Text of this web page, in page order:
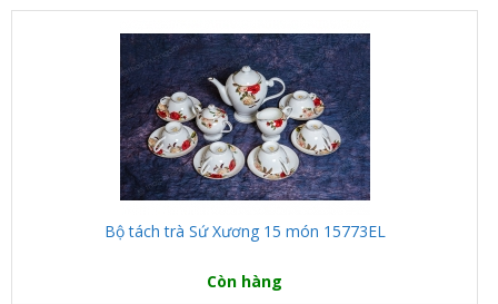
Bộ tách trà Sứ Xương 15 món 15773EL
Còn hàng